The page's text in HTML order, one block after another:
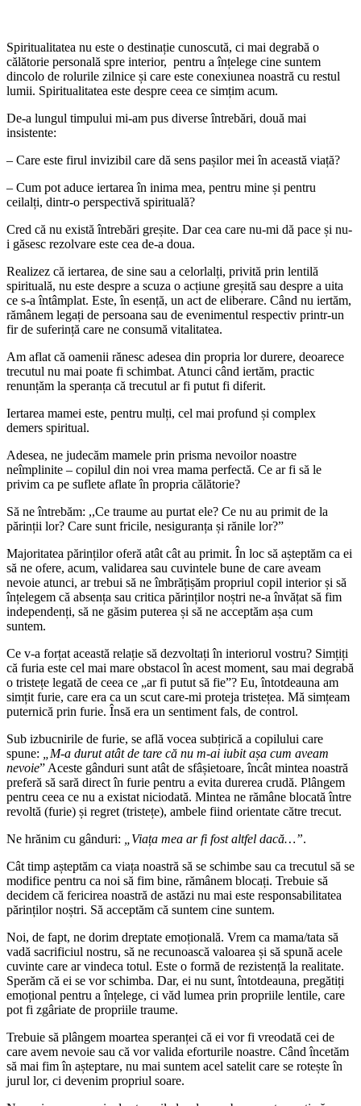
Spiritualitatea nu este o destinație cunoscută, ci mai degrabă o
călătorie personală spre interior, pentru a înțelege cine suntem
dincolo de rolurile zilnice și care este conexiunea noastră cu restul
lumii. Spiritualitatea este despre ceea ce simțim acum.
De-a lungul timpului mi-am pus diverse întrebări, două mai
insistente:
– Care este firul invizibil care dă sens pașilor mei în această viață?
– Cum pot aduce iertarea în inima mea, pentru mine și pentru
ceilalți, dintr-o perspectivă spirituală?
Cred că nu există întrebări greșite. Dar cea care nu-mi dă pace și nu-
i găsesc rezolvare este cea de-a doua.
Realizez că iertarea, de sine sau a celorlalți, privită prin lentilă
spirituală, nu este despre a scuza o acțiune greșită sau despre a uita
ce s-a întâmplat. Este, în esență, un act de eliberare. Când nu iertăm,
rămânem legați de persoana sau de evenimentul respectiv printr-un
fir de suferință care ne consumă vitalitatea.
Am aflat că oamenii rănesc adesea din propria lor durere, deoarece
trecutul nu mai poate fi schimbat. Atunci când iertăm, practic
renunțăm la speranța că trecutul ar fi putut fi diferit.
Iertarea mamei este, pentru mulți, cel mai profund și complex
demers spiritual.
Adesea, ne judecăm mamele prin prisma nevoilor noastre
neîmplinite – copilul din noi vrea mama perfectă. Ce ar fi să le
privim ca pe suflete aflate în propria călătorie?
Să ne întrebăm: ,,Ce traume au purtat ele? Ce nu au primit de la
părinții lor? Care sunt fricile, nesiguranța și rănile lor?”
Majoritatea părinților oferă atât cât au primit. În loc să așteptăm ca ei
să ne ofere, acum, validarea sau cuvintele bune de care aveam
nevoie atunci, ar trebui să ne îmbrățișăm propriul copil interior și să
înțelegem că absența sau critica părinților noștri ne-a învățat să fim
independenți, să ne găsim puterea și să ne acceptăm așa cum
suntem.
Ce v-a forțat această relație să dezvoltați în interiorul vostru? Simțiți
că furia este cel mai mare obstacol în acest moment, sau mai degrabă
o tristețe legată de ceea ce „ar fi putut să fie”? Eu, întotdeauna am
simțit furie, care era ca un scut care-mi proteja tristețea. Mă simțeam
puternică prin furie. Însă era un sentiment fals, de control.
Sub izbucnirile de furie, se află vocea subțirică a copilului care
spune:
„M-a durut atât de tare că nu m-ai iubit așa cum aveam
nevoie” Aceste gânduri sunt atât de sfâșietoare, încât mintea noastră
preferă să sară direct în furie pentru a evita durerea crudă. Plângem
pentru ceea ce nu a existat niciodată. Mintea ne rămâne blocată între
revoltă (furie) și regret (tristețe), ambele fiind orientate către trecut.
Ne hrănim cu gânduri:
„Viața mea ar fi fost altfel dacă…”.
Cât timp așteptăm ca viața noastră să se schimbe sau ca trecutul să se
modifice pentru ca noi să fim bine, rămânem blocați. Trebuie să
decidem că fericirea noastră de astăzi nu mai este responsabilitatea
părinților noștri. Să acceptăm că suntem cine suntem.
Noi, de fapt, ne dorim dreptate emoțională. Vrem ca mama/tata să
vadă sacrificiul nostru, să ne recunoască valoarea și să spună acele
cuvinte care ar vindeca totul. Este o formă de rezistență la realitate.
Sperăm că ei se vor schimba. Dar, ei nu sunt, întotdeauna, pregătiți
emoțional pentru a înțelege, ci văd lumea prin propriile lentile, care
pot fi zgâriate de propriile traume.
Trebuie să plângem moartea speranței că ei vor fi vreodată cei de
care avem nevoie sau că vor valida eforturile noastre. Când încetăm
să mai fim în așteptare, nu mai suntem acel satelit care se rotește în
jurul lor, ci devenim propriul soare.